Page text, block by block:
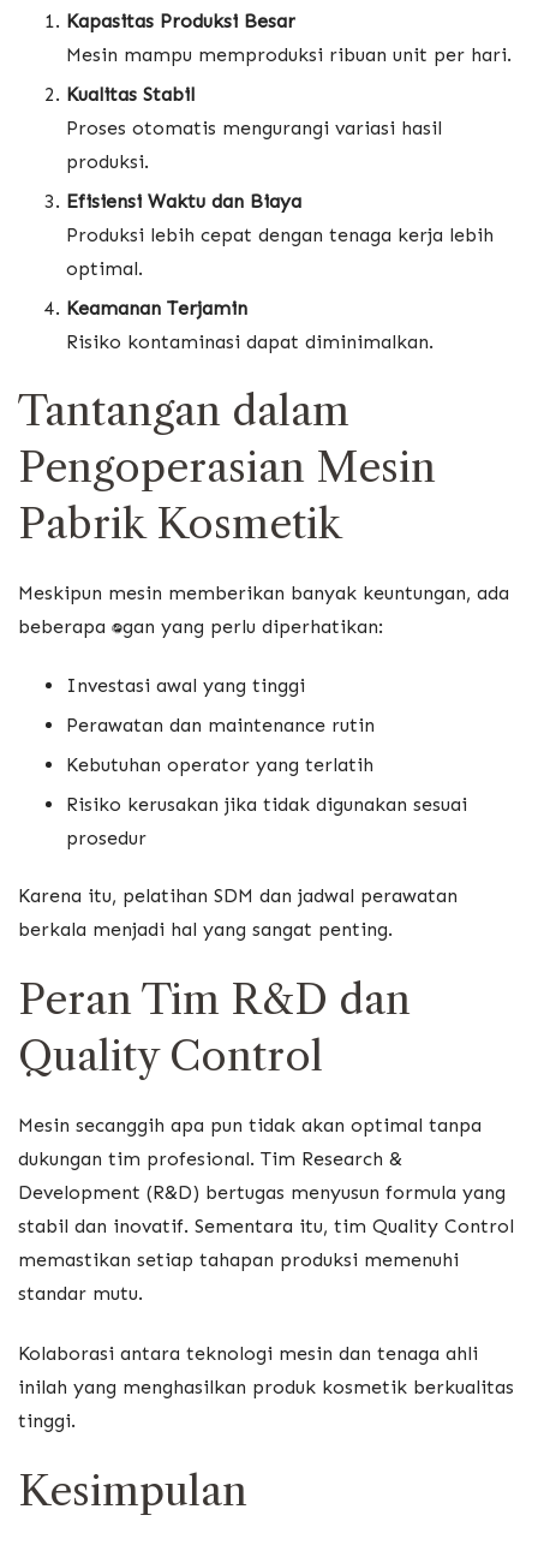
Kapasitas Produksi Besar
Mesin mampu memproduksi ribuan unit per hari.
Kualitas Stabil
Proses otomatis mengurangi variasi hasil
produksi.
Efisiensi Waktu dan Biaya
Produksi lebih cepat dengan tenaga kerja lebih
optimal.
Keamanan Terjamin
Risiko kontaminasi dapat diminimalkan.
Tantangan dalam
Pengoperasian Mesin
Pabrik Kosmetik
Meskipun mesin memberikan banyak keuntungan, ada
beberapa tantangan yang perlu diperhatikan:
Investasi awal yang tinggi
Perawatan dan maintenance rutin
Kebutuhan operator yang terlatih
Risiko kerusakan jika tidak digunakan sesuai
prosedur
Karena itu, pelatihan SDM dan jadwal perawatan
berkala menjadi hal yang sangat penting.
Peran Tim R&D dan
Quality Control
Mesin secanggih apa pun tidak akan optimal tanpa
dukungan tim profesional. Tim Research &
Development (R&D) bertugas menyusun formula yang
stabil dan inovatif. Sementara itu, tim Quality Control
memastikan setiap tahapan produksi memenuhi
standar mutu.
Kolaborasi antara teknologi mesin dan tenaga ahli
inilah yang menghasilkan produk kosmetik berkualitas
tinggi.
Kesimpulan